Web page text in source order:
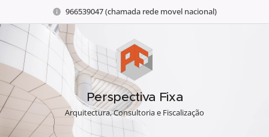
966539047 (chamada rede movel nacional)
Perspectiva Fixa
Arquitectura, Consultoria e Fiscalização